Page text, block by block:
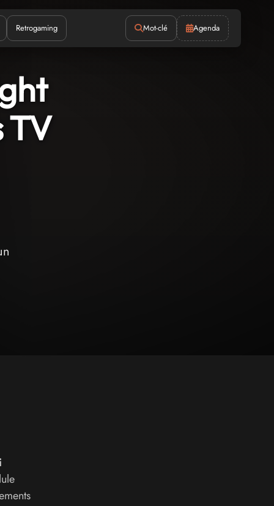
Retrogaming Mot-clé Agenda
TV